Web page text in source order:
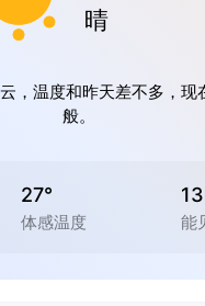
晴
，温度和昨天差不多，现
般。
27°
体感温度 能